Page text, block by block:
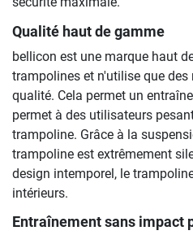
Qualité haut de gamme
bellicon est une marque haut
trampolines et n'utilise que
qualité. Cela permet un
permet à des utilisateurs
trampoline. Grâce à la
trampoline est extrêmement
design intemporel, le
intérieurs.
Entraînement sans impact